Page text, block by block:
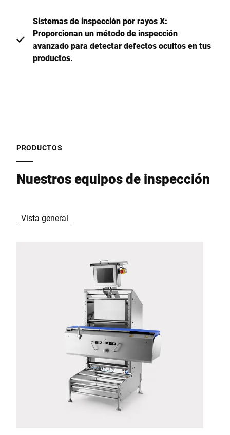
Sistemas de inspección por rayos X:
Proporcionan un método de inspección
avanzado para detectar defectos ocultos en tus
productos.
PRODUCTOS
Nuestros equipos de inspección
Vista general